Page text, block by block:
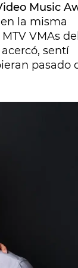
Music
la misma
VMAs
sentí
pasado